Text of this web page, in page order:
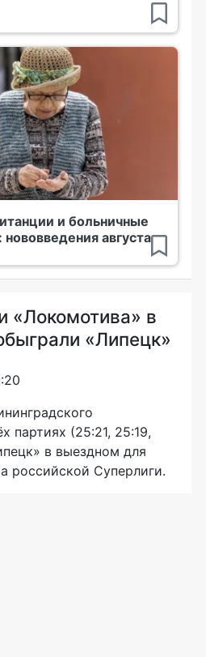
и больничные
августа
«Локомотива» в
«Липецк»
партиях (25:21, 25:19,
в выездном для
российской Суперлиги.